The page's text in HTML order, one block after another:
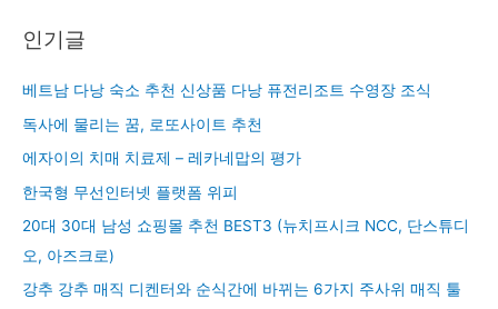
인기글
베트남 다낭 숙소 추천 신상품 다낭 퓨전리조트 수영장 조식
독사에 물리는 꿈, 로또사이트 추천
에자이의 치매 치료제 – 레카네맙의 평가
한국형 무선인터넷 플랫폼 위피
20대 30대 남성 쇼핑몰 추천 BEST3 (뉴치프시크 NCC, 단스튜디
오, 아즈크로)
강추 강추 매직 디켄터와 순식간에 바뀌는 6가지 주사위 매직 툴